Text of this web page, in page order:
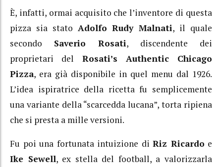
È, infatti, ormai acquisito che l’inventore di questa
pizza sia stato Adolfo Rudy Malnati, il quale
secondo Saverio Rosati, discendente dei
proprietari del Rosati’s Authentic Chicago
Pizza, era già disponibile in quel menu dal 1926.
L’idea ispiratrice della ricetta fu semplicemente
una variante della “scarcedda lucana”, torta ripiena
che si presta a mille versioni.
Fu poi una fortunata intuizione di Riz Ricardo e
Ike Sewell, ex stella del football, a valorizzarla